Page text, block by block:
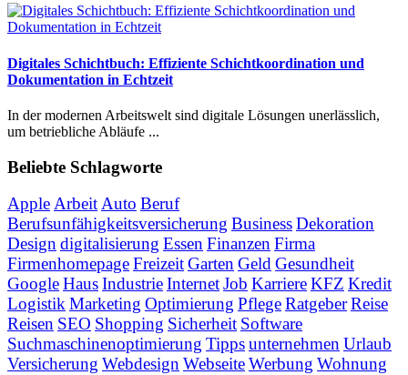
Digitales Schichtbuch: Effiziente Schichtkoordination und
Dokumentation in Echtzeit
In der modernen Arbeitswelt sind digitale Lösungen unerlässlich,
um betriebliche Abläufe ...
Beliebte Schlagworte
AppleArbeitAuto Beruf
Berufsunfähigkeitsversicherung BusinessDekoration
Designdigitalisierung EssenFinanzenFirma
FirmenhomepageFreizeitGartenGeldGesundheit
GoogleHausIndustrieInternetJob KarriereKFZ Kredit
LogistikMarketing Optimierung PflegeRatgeberReise
Reisen SEO Shopping Sicherheit Software
Suchmaschinenoptimierung TippsunternehmenUrlaub
Versicherung WebdesignWebseiteWerbung Wohnung